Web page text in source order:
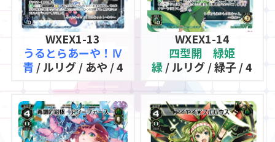
WXEX1-13
うるとらあーや！Ⅳ
青 / ルリグ / あや / 4
WXEX1-14
四型開 緑姫
緑/ ルリグ / 緑子 / 4